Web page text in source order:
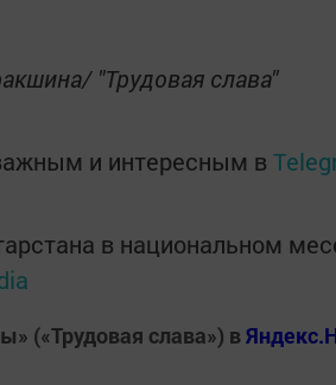
"Трудовая слава"
и интересным в
в национальном
(«Трудовая слава») в